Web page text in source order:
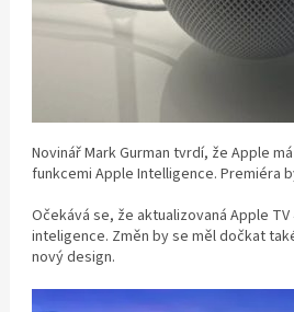
Novinář Mark Gurman tvrdí, že Apple
funkcemi Apple Intelligence. Premiéra
Očekává se, že aktualizovaná Apple
inteligence. Změn by se měl dočkat
nový design.